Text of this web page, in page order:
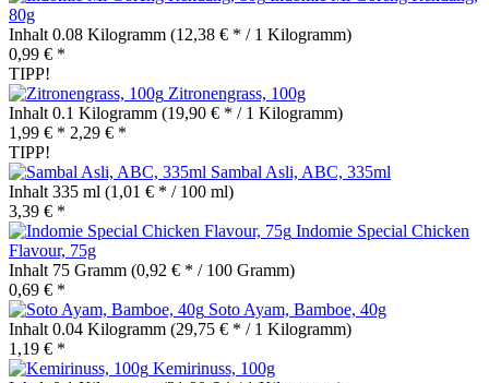
80g
Inhalt 0.08 Kilogramm (12,38 € * / 1 Kilogramm)
0,99 € *
TIPP!
Zitronengrass, 100g
Inhalt 0.1 Kilogramm (19,90 € * / 1 Kilogramm)
1,99 € * 2,29 € *
TIPP!
Sambal Asli, ABC, 335ml
Inhalt 335 ml (1,01 € * / 100 ml)
3,39 € *
Indomie Special Chicken
Flavour, 75g
Inhalt 75 Gramm (0,92 € * / 100 Gramm)
0,69 € *
Soto Ayam, Bamboe, 40g
Inhalt 0.04 Kilogramm (29,75 € * / 1 Kilogramm)
1,19 € *
Kemirinuss, 100g